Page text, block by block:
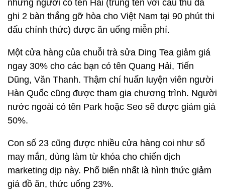
những người có tên Hải (trùng tên với cầu thủ đã
ghi 2 bàn thắng gỡ hòa cho Việt Nam tại 90 phút thi
đấu chính thức) được ăn uống miễn phí.
Một cửa hàng của chuỗi trà sửa Ding Tea giảm giá
ngay 30% cho các bạn có tên Quang Hải, Tiến
Dũng, Văn Thanh. Thậm chí huấn luyện viên người
Hàn Quốc cũng được tham gia chương trình. Người
nước ngoài có tên Park hoặc Seo sẽ được giảm giá
50%.
Con số 23 cũng được nhiều cửa hàng coi như số
may mắn, dùng làm từ khóa cho chiến dịch
marketing dịp này. Phổ biến nhất là hình thức giảm
giá đồ ăn, thức uống 23%.